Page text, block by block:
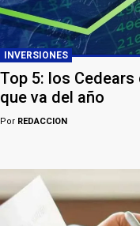
INVERSIONES
Top 5: los
que va del año
Por REDACCION